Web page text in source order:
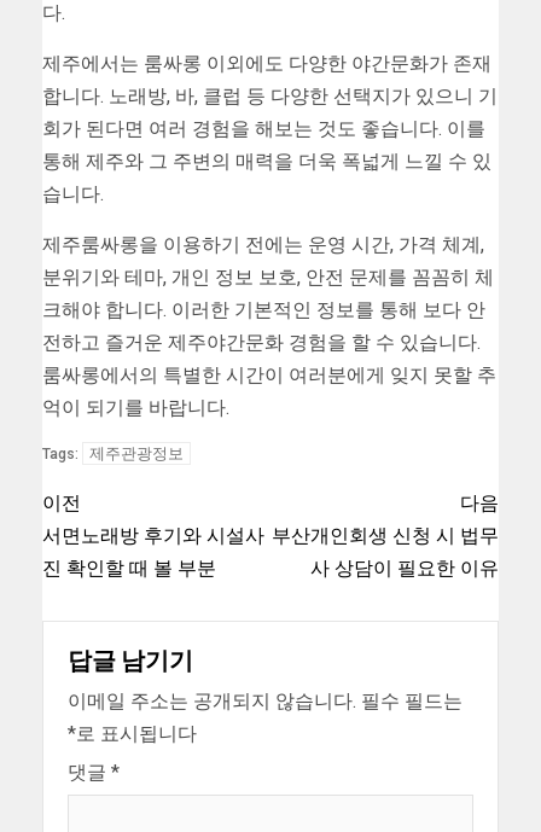
다.
제주에서는 룸싸롱 이외에도 다양한 야간문화가 존재
합니다. 노래방, 바, 클럽 등 다양한 선택지가 있으니 기
회가 된다면 여러 경험을 해보는 것도 좋습니다. 이를
통해 제주와 그 주변의 매력을 더욱 폭넓게 느낄 수 있
습니다.
제주룸싸롱을 이용하기 전에는 운영 시간, 가격 체계,
분위기와 테마, 개인 정보 보호, 안전 문제를 꼼꼼히 체
크해야 합니다. 이러한 기본적인 정보를 통해 보다 안
전하고 즐거운 제주야간문화 경험을 할 수 있습니다.
룸싸롱에서의 특별한 시간이 여러분에게 잊지 못할 추
억이 되기를 바랍니다.
Tags: 제주관광정보
이전
서면노래방 후기와 시설사
진 확인할 때 볼 부분
다음
부산개인회생 신청 시 법무
사 상담이 필요한 이유
답글 남기기
이메일 주소는 공개되지 않습니다. 필수 필드는
*로 표시됩니다
댓글 *